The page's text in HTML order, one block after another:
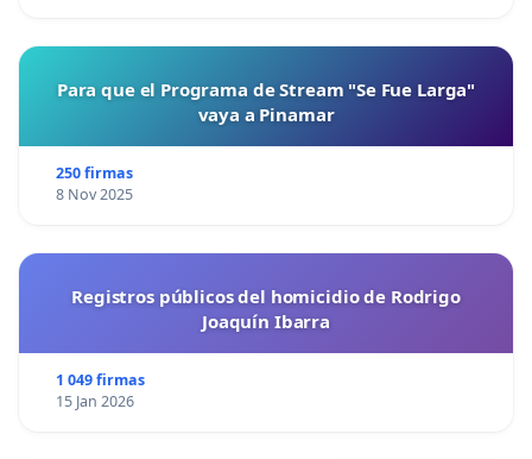
Para que el Programa de Stream "Se Fue Larga"
vaya a Pinamar
250 firmas
8 Nov 2025
Registros públicos del homicidio de Rodrigo
Joaquín Ibarra
1 049 firmas
15 Jan 2026